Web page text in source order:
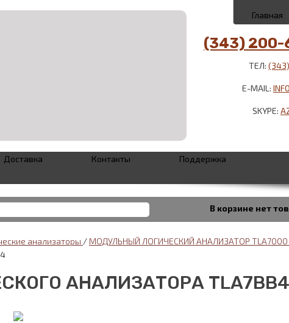
Главная
(343) 200-
ТЕЛ:
E-MAIL:
SKYPE:
В корзине нет
Доставка Контакты Поддержка
анализаторы / МОДУЛЬНЫЙ ЛОГИЧЕСКИЙ АНАЛИЗАТОР TLA7000
АНАЛИЗАТОРА TLA7BB4